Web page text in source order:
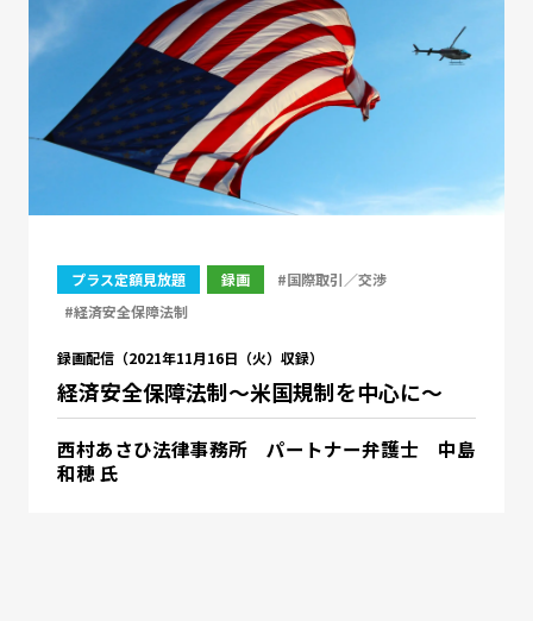
プラス定額見放題 録画
#国際取引／交渉
#経済安全保障法制
録画配信（2021年11月16日（火）収録）
経済安全保障法制～米国規制を中心に～
西村あさひ法律事務所 パートナー弁護士 中島
和穂 氏